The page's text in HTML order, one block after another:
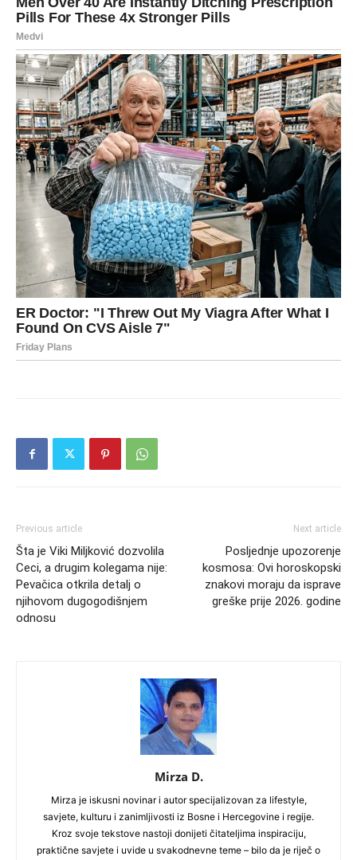
Previous article
Šta je Viki Miljković dozvolila
Ceci, a drugim kolegama nije:
Pevačica otkrila detalj o
njihovom dugogodišnjem
odnosu
Next article
Posljednje upozorenje
kosmosa: Ovi horoskopski
znakovi moraju da isprave
greške prije 2026. godine
Mirza D.
Mirza je iskusni novinar i autor specijalizovan za lifestyle,
savjete, kulturu i zanimljivosti iz Bosne i Hercegovine i regije.
Kroz svoje tekstove nastoji donijeti čitateljima inspiraciju,
praktične savjete i uvide u svakodnevne teme – bilo da je riječ o